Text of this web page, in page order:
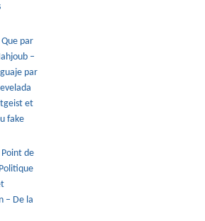
par
–
par
et
fake
Point de
– De la